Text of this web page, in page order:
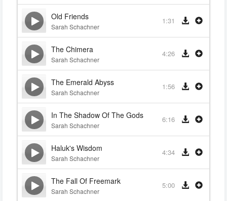
Old Friends
Sarah Schachner
1:31
The Chimera
Sarah Schachner
4:26
The Emerald Abyss
Sarah Schachner
1:56
In The Shadow Of The Gods
Sarah Schachner
6:16
Haluk's Wisdom
Sarah Schachner
4:34
The Fall Of Freemark
Sarah Schachner
5:00